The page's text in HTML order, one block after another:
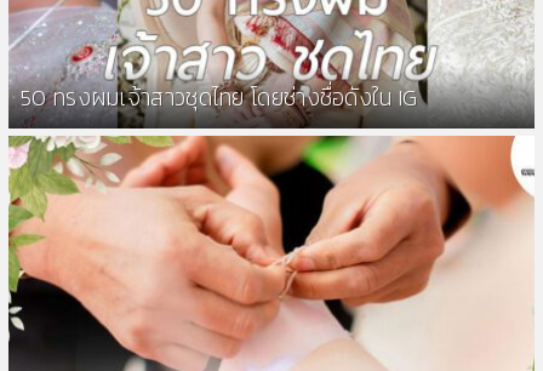
50 ทรงผมเจ้าสาวชุดไทย โดยช่างชื่อดังใน IG